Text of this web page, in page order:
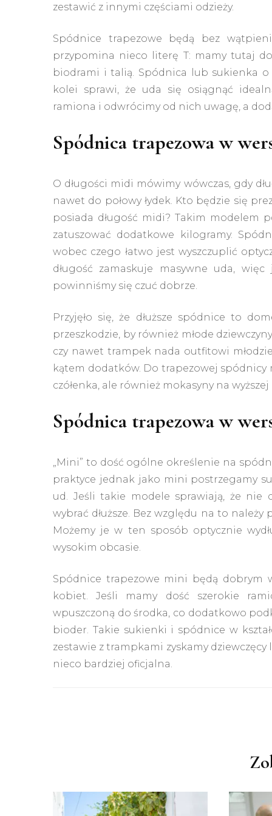
zestawić z innymi częściami odzieży.
Spódnice trapezowe będą bez
przypomina nieco literę T: mamy tutaj
biodrami i talią. Spódnica lub sukienka
kolei sprawi, że uda się osiągnąć
ramiona i odwrócimy od nich uwagę, a
Spódnica trapezowa w
O długości midi mówimy wówczas, gdy
nawet do połowy łydek. Kto będzie się
posiada długość midi? Takim modelem
zatuszować dodatkowe kilogramy.
wobec czego łatwo jest wyszczuplić
długość zamaskuje masywne uda,
powinniśmy się czuć dobrze.
Przyjęło się, że dłuższe spódnice to
przeszkodzie, by również młode
czy nawet trampek nada outfitowi
kątem dodatków. Do trapezowej spódnicy
czółenka, ale również mokasyny na
Spódnica trapezowa w
„Mini” to dość ogólne określenie na
praktyce jednak jako mini postrzegamy
ud. Jeśli takie modele sprawiają, że nie
wybrać dłuższe. Bez względu na to
Możemy je w ten sposób optycznie
wysokim obcasie.
Spódnice trapezowe mini będą dobrym
kobiet. Jeśli mamy dość szerokie
wpuszczoną do środka, co dodatkowo
bioder. Takie sukienki i spódnice w
zestawie z trampkami zyskamy
nieco bardziej oficjalna.